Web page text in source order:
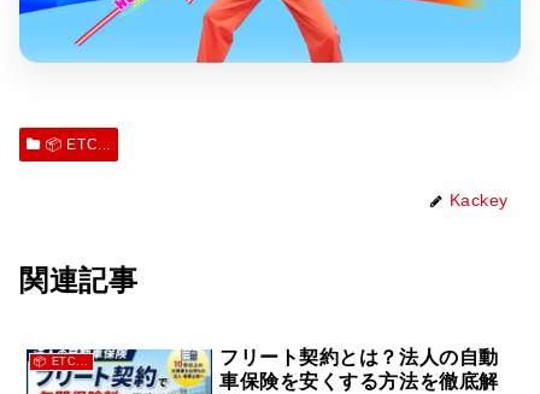
📦 ETC...
Kackey
関連記事
📦 ETC...
フリート契約とは？法人の自動
車保険を安くする方法を徹底解